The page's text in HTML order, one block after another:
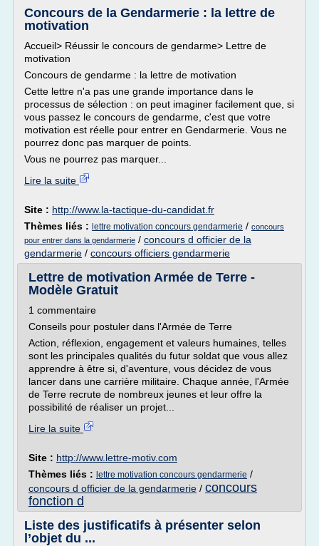
Concours de la Gendarmerie : la lettre de
motivation
Accueil> Réussir le concours de gendarme> Lettre de
motivation
Concours de gendarme : la lettre de motivation
Cette lettre n'a pas une grande importance dans le
processus de sélection : on peut imaginer facilement que, si
vous passez le concours de gendarme, c'est que votre
motivation est réelle pour entrer en Gendarmerie. Vous ne
pourrez donc pas marquer de points.
Vous ne pourrez pas marquer...
Lire la suite
Site : http://www.la-tactique-du-candidat.fr
Thèmes liés : lettre motivation concours gendarmerie / concours
pour entrer dans la gendarmerie / concours d officier de la
gendarmerie / concours officiers gendarmerie
Lettre de motivation Armée de Terre -
Modèle Gratuit
1 commentaire
Conseils pour postuler dans l'Armée de Terre
Action, réflexion, engagement et valeurs humaines, telles
sont les principales qualités du futur soldat que vous allez
apprendre à être si, d'aventure, vous décidez de vous
lancer dans une carrière militaire. Chaque année, l'Armée
de Terre recrute de nombreux jeunes et leur offre la
possibilité de réaliser un projet...
Lire la suite
Site : http://www.lettre-motiv.com
Thèmes liés : lettre motivation concours gendarmerie /
concours d officier de la gendarmerie / concours
fonction d
Liste des justificatifs à présenter selon
l’objet du ...